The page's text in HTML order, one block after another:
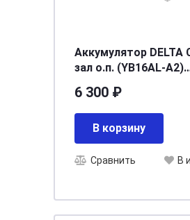
Аккумулятор DELTA
зал о.п. (YB16AL-A2)
6 300 ₽
В корзину
Сравнить В